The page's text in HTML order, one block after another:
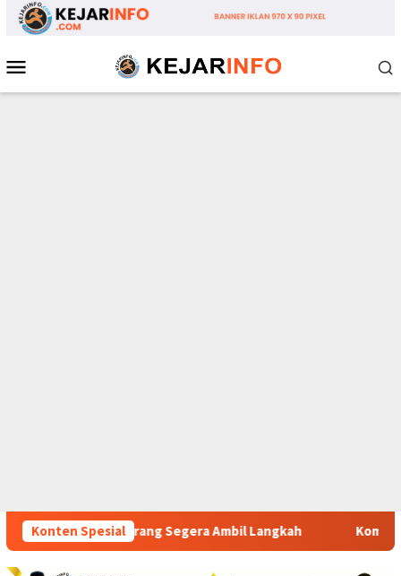
Loncat
Mobile
Konten Spesial
Ambil Langkah Komitmen Polsek Tigaraksa Tindak